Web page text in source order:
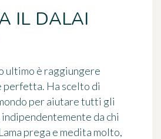
IL DALAI
ultimo è raggiungere
perfetta. Ha scelto di
per aiutare tutti gli
da chi
prega e medita molto,